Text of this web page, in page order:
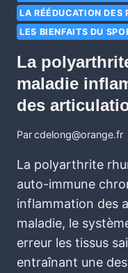
LA RÉÉDUCATION DES
LES BIENFAITS DU
La
maladie
des
Parcdelong@orange.fr
La polyarthrite
auto-immune
inflammation des
maladie, le
erreur les tissus
entraînant une